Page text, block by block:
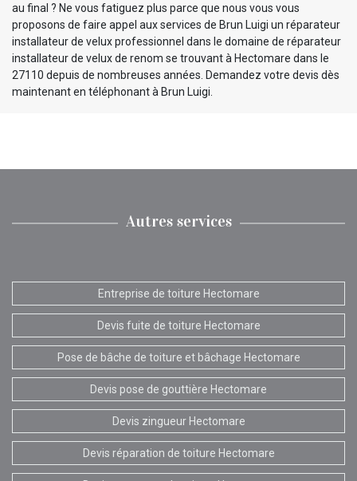
au final ? Ne vous fatiguez plus parce que nous vous vous
proposons de faire appel aux services de Brun Luigi un réparateur
installateur de velux professionnel dans le domaine de réparateur
installateur de velux de renom se trouvant à Hectomare dans le
27110 depuis de nombreuses années. Demandez votre devis dès
maintenant en téléphonant à Brun Luigi.
Autres services
Entreprise de toiture Hectomare
Devis fuite de toiture Hectomare
Pose de bâche de toiture et bâchage Hectomare
Devis pose de gouttière Hectomare
Devis zingueur Hectomare
Devis réparation de toiture Hectomare